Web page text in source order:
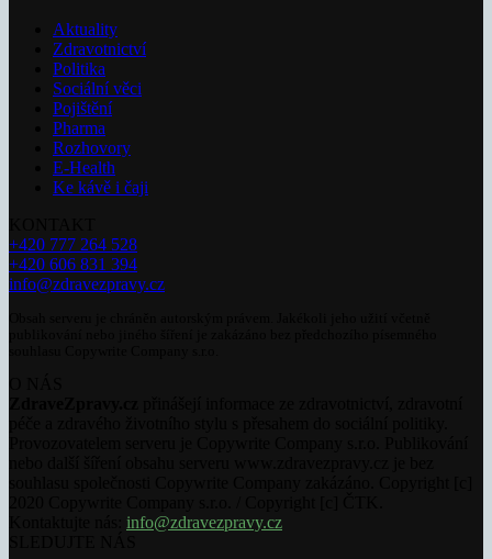
Aktuality
Zdravotnictví
Politika
Sociální věci
Pojištění
Pharma
Rozhovory
E-Health
Ke kávě i čaji
+420 777 264 528
+420 606 831 394
info@zdravezpravy.cz
info@zdravezpravy.cz